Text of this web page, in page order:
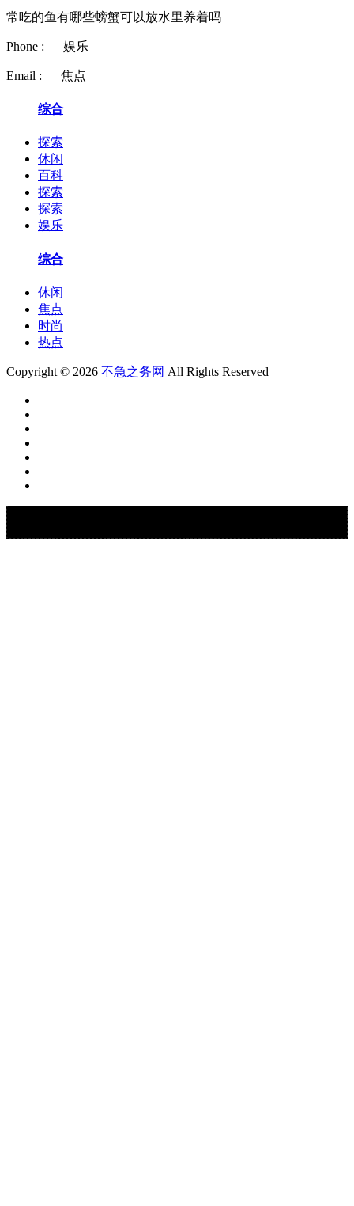
常吃的鱼有哪些螃蟹可以放水里养着吗
Phone : 娱乐
Email : 焦点
综合
探索
休闲
百科
探索
探索
娱乐
综合
休闲
焦点
时尚
热点
Copyright © 2026 不急之务网 All Rights Reserved